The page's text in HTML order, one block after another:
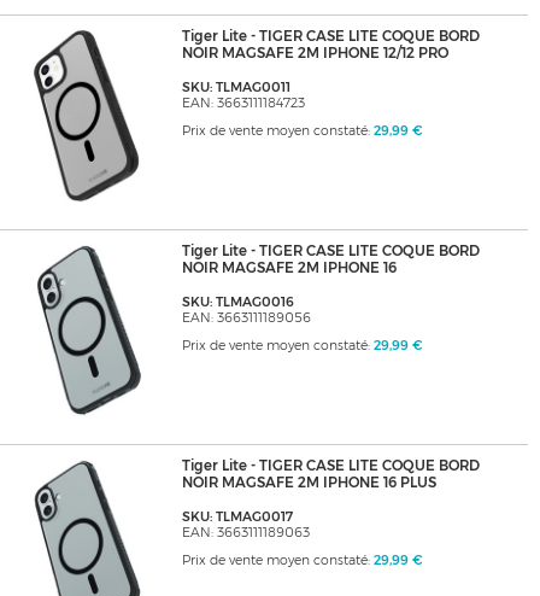
Tiger Lite - TIGER CASE LITE COQUE BORD
NOIR MAGSAFE 2M IPHONE 12/12 PRO
SKU: TLMAG0011
EAN: 3663111184723
Prix de vente moyen constaté: 29,99 €
Tiger Lite - TIGER CASE LITE COQUE BORD
NOIR MAGSAFE 2M IPHONE 16
SKU: TLMAG0016
EAN: 3663111189056
Prix de vente moyen constaté: 29,99 €
Tiger Lite - TIGER CASE LITE COQUE BORD
NOIR MAGSAFE 2M IPHONE 16 PLUS
SKU: TLMAG0017
EAN: 3663111189063
Prix de vente moyen constaté: 29,99 €